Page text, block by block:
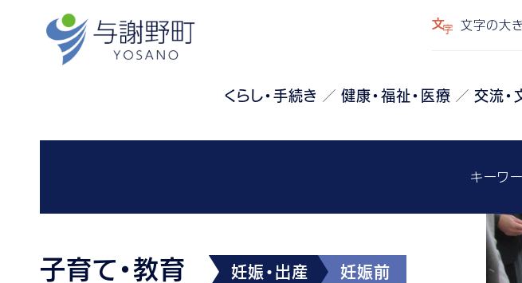
文字の大
くらし・手続き 健康・福祉・医療 交流・
キーワ
子育て・教育 妊娠・出産 妊娠前